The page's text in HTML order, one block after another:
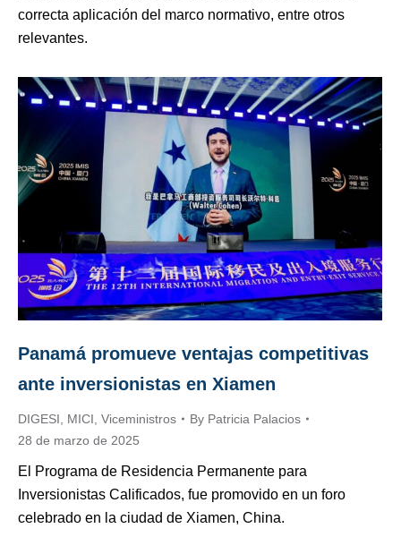
correcta aplicación del marco normativo, entre otros
relevantes.
Panamá promueve ventajas competitivas
ante inversionistas en Xiamen
DIGESI MICI Viceministros By Patricia Palacios
28 de marzo de 2025
El Programa de Residencia Permanente para
Inversionistas Calificados, fue promovido en un foro
celebrado en la ciudad de Xiamen, China.